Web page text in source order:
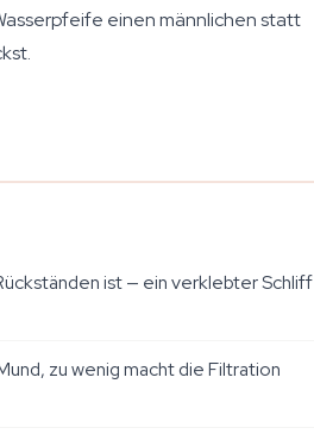
einen männlichen statt
ist — ein verklebter Schliff
zu wenig macht die Filtration